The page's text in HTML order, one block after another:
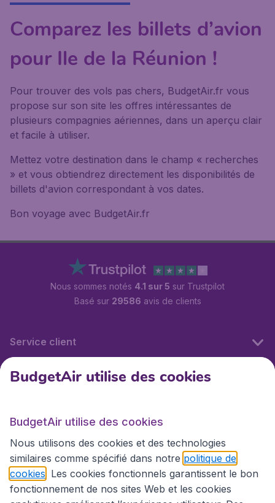
Comparez les billets d’avion
pour Ile de la Réunion !
Pour trouver des vols pas chers, BudgetAir.fr vous
propose sur son site les offres intéressantes de
plusieurs compagnies aériennes, dans un aperçu clair
et facile à utiliser.
Mettez votre destination dans le champ « recherches
» et vous obtiendrez directement les disponibilités de
billets d'avion correspondant à vos dates.
Bon voyage avec BudgetAir.fr
Nous sommes notés 4.1 sur 5 sur Trustpilot
Basé sur 29586 avis de clients
Service client
BudgetAir.fr
Sites internationaux
BudgetAir utilise des cookies
BudgetAir utilise des cookies
Nous utilisons des cookies et des technologies
similaires comme spécifié dans notre politique de
cookies . Les cookies fonctionnels garantissent le bon
fonctionnement de nos sites Web et les cookies